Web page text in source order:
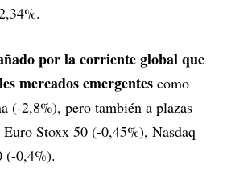
por la corriente global que
mercados emergentes como
(-2,8%), pero también a plazas
Stoxx 50 (-0,45%), Nasdaq
(-0,4%).